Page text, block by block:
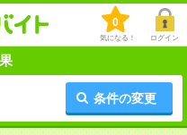
0
気になる！ ログイン
条件の変更